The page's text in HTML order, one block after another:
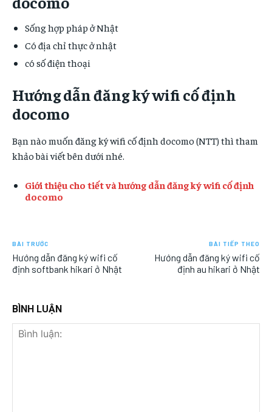
Sống hợp pháp ở Nhật
Có địa chỉ thực ở nhật
có số điện thoại
Hướng dẫn đăng ký wifi cố định
docomo
Bạn nào muốn đăng ký wifi cố định docomo (NTT) thì tham
khảo bài viết bên dưới nhé.
Giới thiệu cho tiết và hướng dẫn đăng ký wifi cố định
docomo
BÀI TRƯỚC
Hướng dẫn đăng ký wifi cố
định softbank hikari ở Nhật
BÀI TIẾP THEO
Hướng dẫn đăng ký wifi cố
định au hikari ở Nhật
BÌNH LUẬN